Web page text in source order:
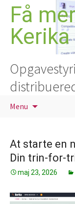
Hop
indhold
Få
Kerika
Menu
At starte en
Din trin-for-
maj 23, 2026